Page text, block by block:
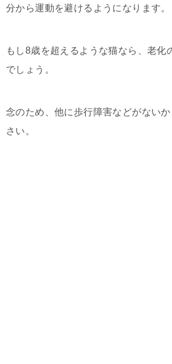
分から運動を避けるようになります。
もし8歳を超えるような猫なら、老化
でしょう。
念のため、他に歩行障害などがない
さい。